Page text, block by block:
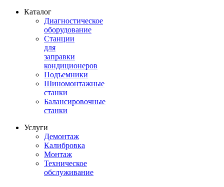
Каталог
Диагностическое
оборудование
Станции
для
заправки
кондиционеров
Подъемники
Шиномонтажные
станки
Балансировочные
станки
Услуги
Демонтаж
Калибровка
Монтаж
Техническое
обслуживание